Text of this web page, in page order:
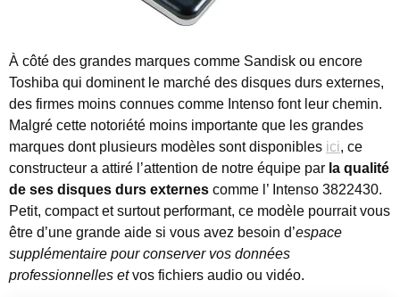
À côté des grandes marques comme Sandisk ou encore
Toshiba qui dominent le marché des disques durs externes,
des firmes moins connues comme Intenso font leur chemin.
Malgré cette notoriété moins importante que les grandes
marques dont plusieurs modèles sont disponibles ici, ce
constructeur a attiré l’attention de notre équipe par la qualité
de ses disques durs externes comme l’ Intenso 3822430.
Petit, compact et surtout performant, ce modèle pourrait vous
être d’une grande aide si vous avez besoin d’espace
supplémentaire pour conserver vos données
professionnelles etvos fichiers audio ou vidéo.